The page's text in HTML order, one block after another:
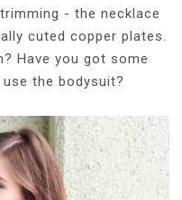
- the necklace
cuted copper plates.
Have you got some
the bodysuit?